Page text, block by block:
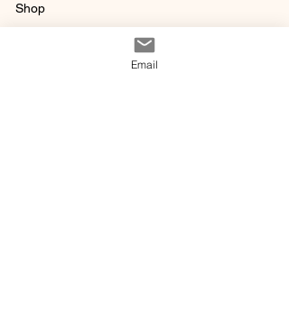
Shop
instagram
Email